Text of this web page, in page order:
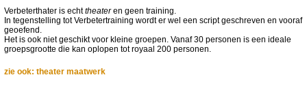
Verbeterthater is echttheateren geen training.
In tegenstelling tot Verbetertraining wordt er wel een script geschreven en vooraf
geoefend.
Het is ook niet geschikt voor kleine groepen. Vanaf 30 personen is een ideale
groepsgrootte die kan oplopen tot royaal 200 personen.
zie ook: theater maatwerk